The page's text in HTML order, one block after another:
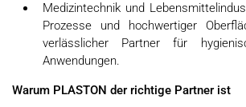
Medizintechnik und
Prozesse und hochwertiger
verlässlicher Partner für
Anwendungen.
Warum PLASTON der richtige Partner ist